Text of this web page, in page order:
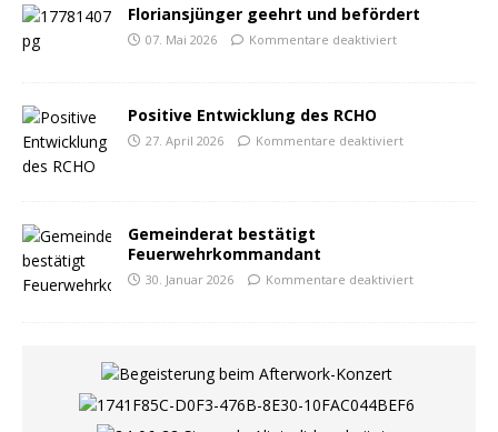
Floriansjünger geehrt und befördert
07. Mai 2026 Kommentare deaktiviert
Positive Entwicklung des RCHO
27. April 2026 Kommentare deaktiviert
Gemeinderat bestätigt
Feuerwehrkommandant
30. Januar 2026 Kommentare deaktiviert